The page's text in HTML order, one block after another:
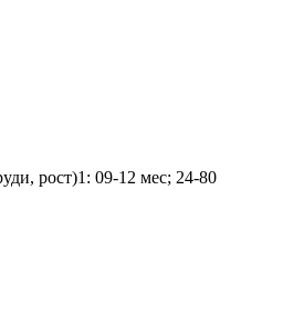
рост)1: 09-12 мес; 24-80